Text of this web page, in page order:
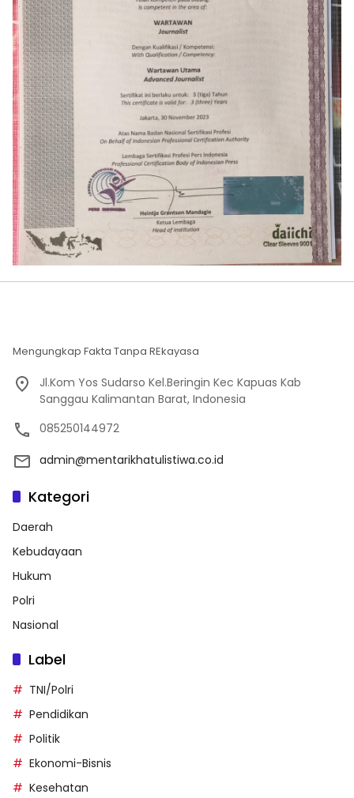
Mengungkap Fakta Tanpa REkayasa
Jl.Kom Yos Sudarso Kel.Beringin Kec Kapuas Kab
Sanggau Kalimantan Barat, Indonesia
085250144972
admin@mentarikhatulistiwa.co.id
Kategori
Daerah
Kebudayaan
Hukum
Polri
Nasional
Label
TNI/Polri
Pendidikan
Politik
Ekonomi-Bisnis
Kesehatan